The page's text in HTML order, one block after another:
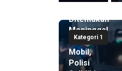
Kategori 1
Ditemukan
Meninggal
di Dalam
Mobil,
Polisi